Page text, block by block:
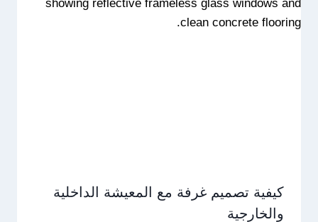
كيفية تصميم غرفة مع المعيشة الداخلية
والخارجية